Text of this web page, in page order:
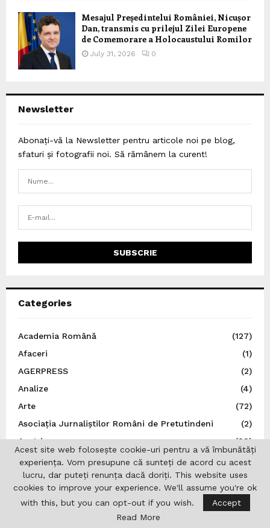
Mesajul Președintelui României, Nicușor
Dan, transmis cu prilejul Zilei Europene
de Comemorare a Holocaustului Romilor
July 31, 2026 0
Newsletter
Abonați-vă la Newsletter pentru articole noi pe blog,
sfaturi și fotografii noi. Să rămânem la curent!
Categories
Academia Română
(127)
Afaceri
(1)
AGERPRESS
(2)
Analize
(4)
Arte
(72)
Asociația Jurnaliștilor Români de Pretutindeni
(2)
Austria
(33)
Autoritatea Electorală Permanentă
(6)
Basarabia
(5)
Belgia
(7)
(15)
Acest site web folosește cookie-uri pentru a vă îmbunătăți
experiența. Vom presupune că sunteți de acord cu acest
lucru, dar puteți renunța dacă doriți. This website uses
cookies to improve your experience. We'll assume you're ok
with this, but you can opt-out if you wish.
Accept
Read More